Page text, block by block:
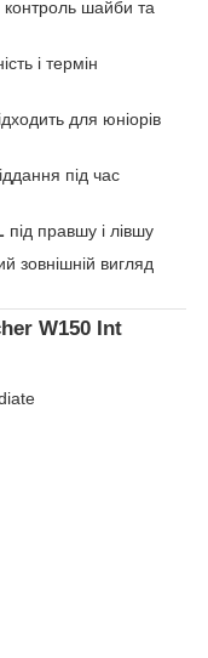
контроль шайби та
і термін
для юніорів
під час
під правшу і лівшу
зовнішній вигляд
W150 Int